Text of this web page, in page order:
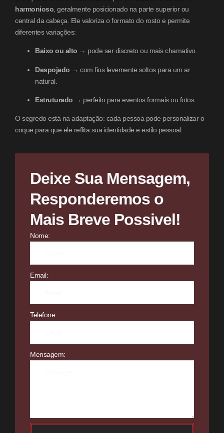
harmonioso , geralmente posicionado na parte superior ou
central da cabeça. Ele valoriza o formato do rosto e permite
diferentes variações:
Baixo ou alto → pode ser discreto ou mais chamativo.
Despojado → com fios levemente soltos para um ar
natural.
Estruturado → perfeito para eventos formais ou fotos.
O segredo está na adaptação: cada pessoa pode personalizar o
coque para que ele reflita sua identidade e estilo pessoal.
Deixe Sua Mensagem,
Responderemos o
Mais Breve Possivel!
Nome:
Email:
Telefone:
Mensagem: